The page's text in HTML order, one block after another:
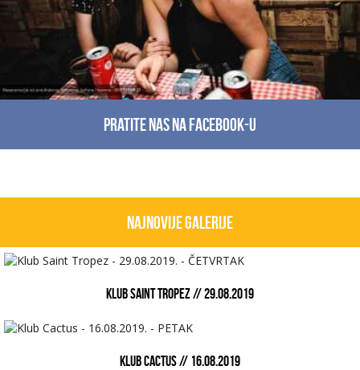
Pratite nas na facebook-u
Najnovije galerije
KLUB SAINT TROPEZ // 29.08.2019
KLUB CACTUS // 16.08.2019